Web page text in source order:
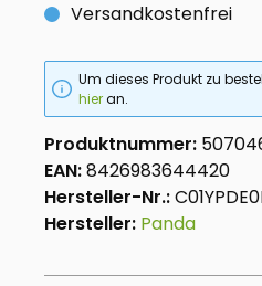
Versandkostenfrei
Um dieses Produkt zu
hieran.
Produktnummer:
EAN:8426983644420
Hersteller-Nr.:
Hersteller: Panda